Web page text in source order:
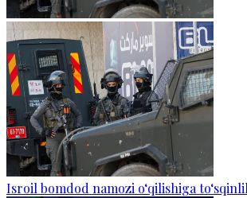
Isroil bomdod namozi o‘qilishiga